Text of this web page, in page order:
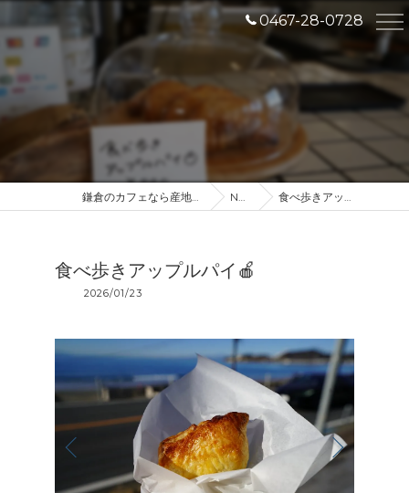
0467-28-0728
鎌倉のカフェなら産地直送のDROP IN NEWS 食べ歩きアップルパイ🍎
食べ歩きアップルパイ🍎
2026/01/23